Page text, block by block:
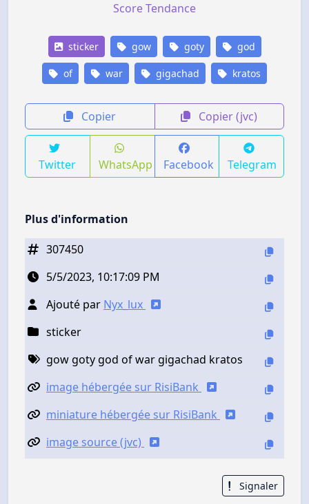
Score Tendance
sticker gow goty god
of war gigachad kratos
Copier Copier (jvc)
Twitter WhatsApp Facebook Telegram
Plus d'information
307450
5/5/2023, 10:17:09 PM
Ajouté par Nyx_lux
sticker
gow goty god of war gigachad kratos
image hébergée sur RisiBank
miniature hébergée sur RisiBank
image source (jvc)
Signaler